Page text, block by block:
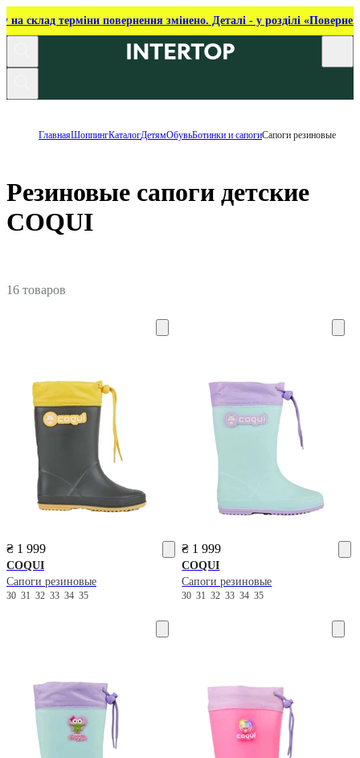
на склад терміни повернення змінено. Деталі - у розділі
ГлавнаяШоппингКаталогДетямОбувьБотинки и сапогиСапоги резиновые
Резиновые сапоги детские
COQUI
16 товаров
₴ 1 999
COQUI
Сапоги резиновые
30 31 32 33 34 35
₴ 1 999
COQUI
Сапоги резиновые
303132333435